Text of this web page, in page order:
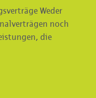
Weder
noch
die